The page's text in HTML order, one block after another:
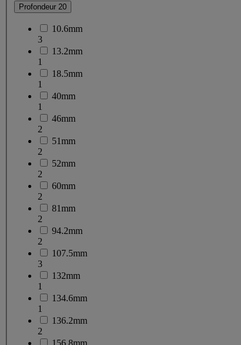
Profondeur 20
10.6mm
3
13.2mm
1
18.5mm
1
40mm
1
46mm
2
51mm
2
52mm
2
60mm
2
81mm
2
94.2mm
2
107.5mm
3
132mm
1
134.6mm
1
136.2mm
2
156.8mm